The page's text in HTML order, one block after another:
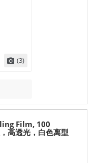
(3)
Film, 100
高透光，白色离型